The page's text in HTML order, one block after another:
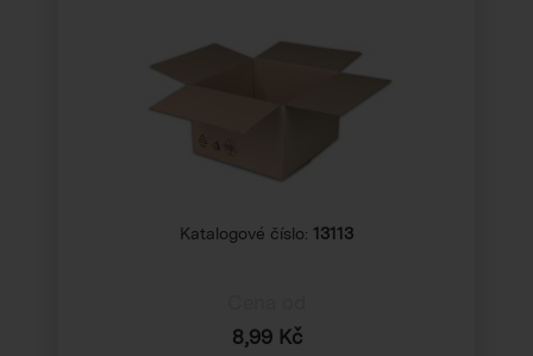
Katalogové číslo: 13113
8,99 Kč